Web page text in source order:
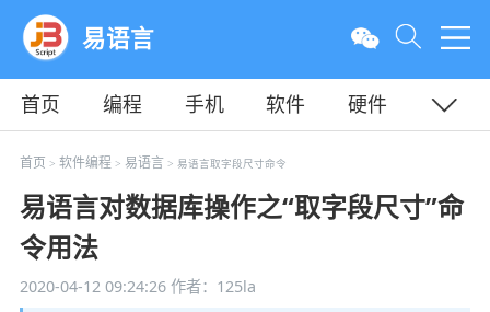
易语言
首页 编程 手机 软件
硬件
教程
平面 服务器
首页 > 软件编程 > 易语言 > 易语言取字段尺寸命令
易语言对数据库操作之“取字段尺寸”命
令用法
2020-04-12 09:24:26作者：125la